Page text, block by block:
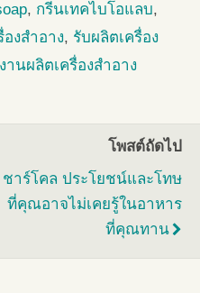
, กรีนเทคไบโอแลบ,
องสำอาง, รับผลิตเครื่อง
านผลิตเครื่องสำอาง
โพสต์ถัดไป
ชาร์โคล ประโยชน์และโทษ
ที่คุณอาจไม่เคยรู้ในอาหาร
ที่คุณทาน